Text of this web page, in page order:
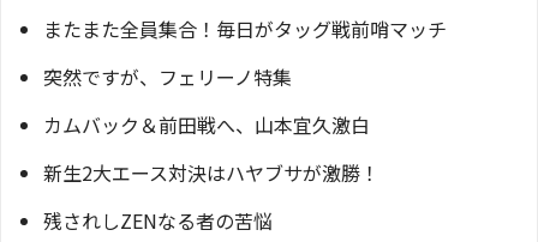
またまた全員集合！毎日がタッグ戦前哨マッチ
突然ですが、フェリーノ特集
カムバック＆前田戦へ、山本宜久激白
新生2大エース対決はハヤブサが激勝！
残されしZENなる者の苦悩